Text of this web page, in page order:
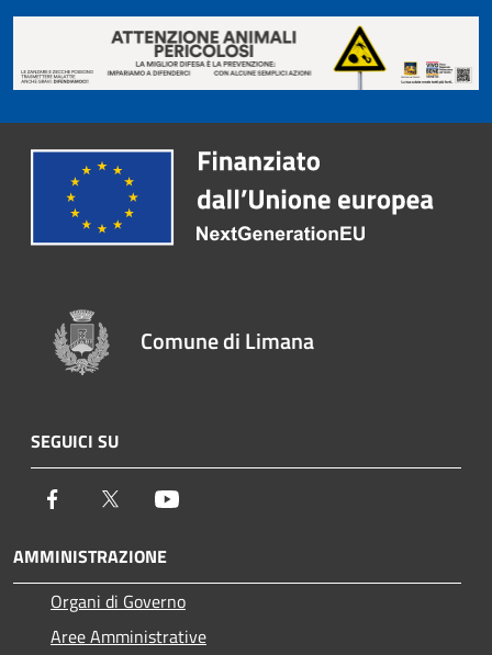
Comune di Limana
SEGUICI SU
Facebook Twitter
AMMINISTRAZIONE
Organi di Governo
Aree Amministrative